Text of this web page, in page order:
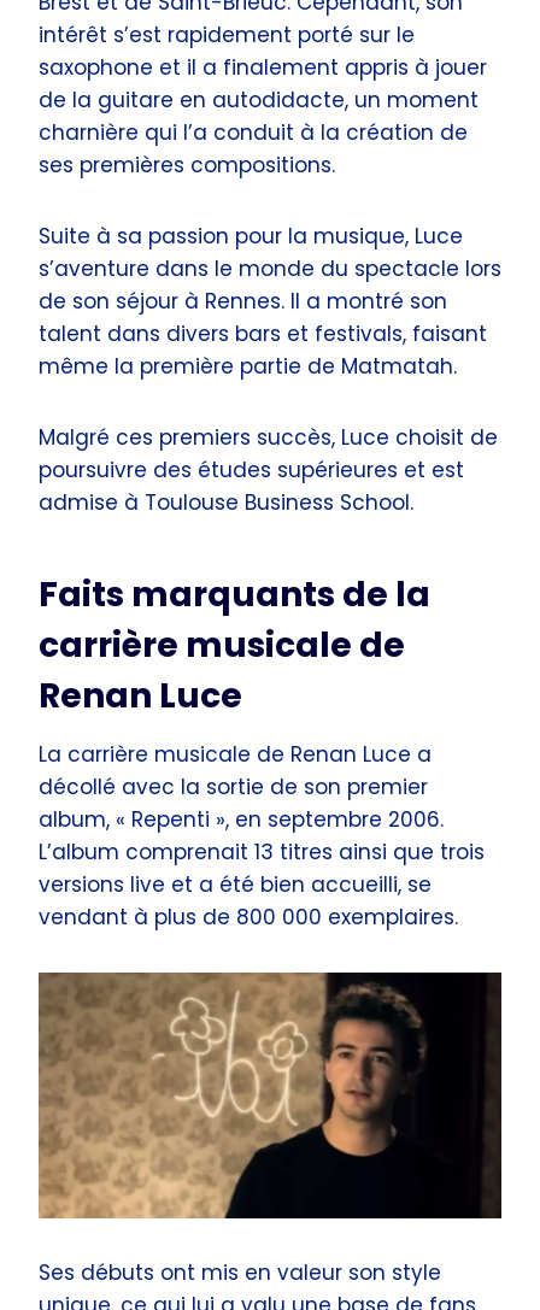
intérêt s’est rapidement porté sur le
saxophone et il a finalement appris à jouer
de la guitare en autodidacte, un moment
charnière qui l’a conduit à la création de
ses premières compositions.
Suite à sa passion pour la musique, Luce
s’aventure dans le monde du spectacle lors
de son séjour à Rennes. Il a montré son
talent dans divers bars et festivals, faisant
même la première partie de Matmatah.
Malgré ces premiers succès, Luce choisit de
poursuivre des études supérieures et est
admise à Toulouse Business School.
Faits marquants de la
carrière musicale de
Renan Luce
La carrière musicale de Renan Luce a
décollé avec la sortie de son premier
album, « Repenti », en septembre 2006.
L’album comprenait 13 titres ainsi que trois
versions live et a été bien accueilli, se
vendant à plus de 800 000 exemplaires.
Ses débuts ont mis en valeur son style